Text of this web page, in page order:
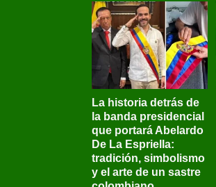
La historia detrás de
la banda presidencial
que portará Abelardo
De La Espriella:
tradición, simbolismo
y el arte de un sastre